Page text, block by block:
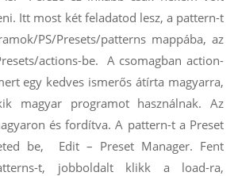
Itt most két feladatod lesz, a pattern-t
PS/Presets/patterns mappába, az
actions-be. A csomagban action-
egy kedves ismerős átírta magyarra,
magyar programot használnak. Az
és fordítva. A pattern-t a Preset
be, Edit – Preset Manager. Fent
t, jobboldalt klikk a load-ra,